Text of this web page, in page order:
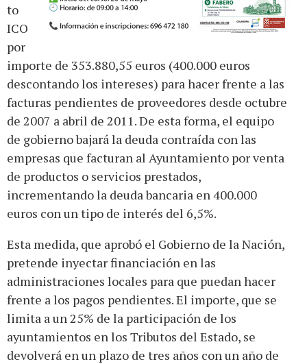
to
ICO
por
importe de 353.880,55 euros (400.000 euros
descontando los intereses) para hacer frente a las
facturas pendientes de proveedores desde octubre
de 2007 a abril de 2011. De esta forma, el equipo
de gobierno bajará la deuda contraída con las
empresas que facturan al Ayuntamiento por venta
de productos o servicios prestados,
incrementando la deuda bancaria en 400.000
euros con un tipo de interés del 6,5%.
Esta medida, que aprobó el Gobierno de la Nación,
pretende inyectar financiación en las
administraciones locales para que puedan hacer
frente a los pagos pendientes. El importe, que se
limita a un 25% de la participación de los
ayuntamientos en los Tributos del Estado, se
devolverá en un plazo de tres años con un año de